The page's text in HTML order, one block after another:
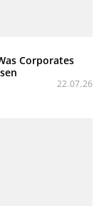
Corporates
22.07.26